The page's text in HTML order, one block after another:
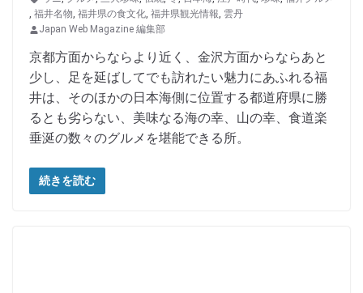
, 福井名物, 福井県の食文化, 福井県観光情報, 雲丹
Japan Web Magazine 編集部
京都方面からならより近く、金沢方面からならあと
少し、足を延ばしてでも訪れたい魅力にあふれる福
井は、そのほかの日本海側に位置する都道府県に勝
るとも劣らない、美味なる海の幸、山の幸、食道楽
垂涎の数々のグルメを堪能できる所。
続きを読む